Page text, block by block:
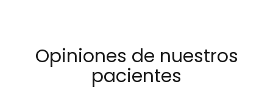
Opiniones de nuestros
pacientes